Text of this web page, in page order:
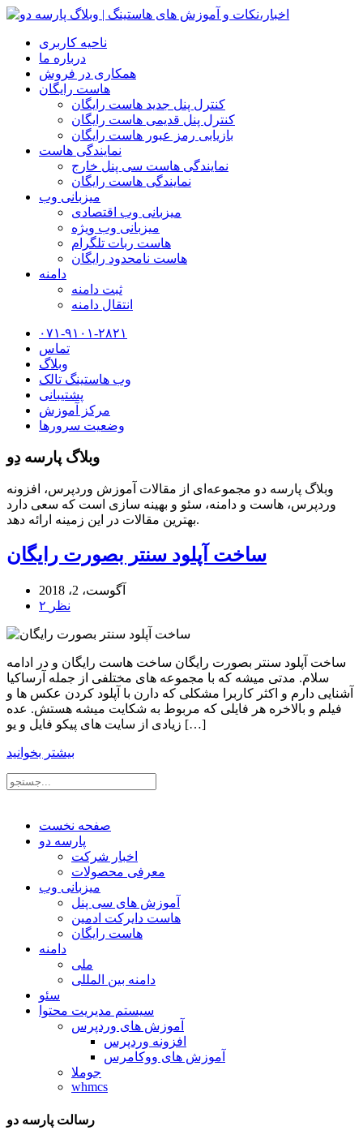
ناحیه کاربری
درباره ما
همکاری در فروش
هاست رایگان
کنترل پنل جدید هاست رایگان
کنترل پنل قدیمی هاست رایگان
بازیابی رمز عبور هاست رایگان
نمایندگی هاست
نمایندگی هاست سی پنل خارج
نمایندگی هاست رایگان
میزبانی وب
میزبانی وب اقتصادی
میزبانی وب ویژه
هاست ربات تلگرام
هاست نامحدود رایگان
دامنه
ثبت دامنه
انتقال دامنه
۰۷۱-۹۱۰۱-۲۸۲۱
تماس
وبلاگ
وب هاستینگ تالک
پشتیبانی
مرکز آموزش
وضعیت سرورها
وبلاگ پارسه دِو
وبلاگ پارسه دو مجموعه‌ای از مقالات آموزش وردپرس، افزونه
وردپرس، هاست و دامنه، سئو و بهینه سازی است که سعی دارد
بهترین مقالات در این زمینه ارائه دهد.
ساخت آپلود سنتر بصورت رایگان
آگوست، 2، 2018
۲ نظر
ساخت آپلود سنتر بصورت رایگان ساخت هاست رایگان و در ادامه
سلام. مدتی میشه که با مجموعه های مختلفی از جمله آرساکیا
آشنایی دارم و اکثر کاربرا مشکلی که دارن با آپلود کردن عکس ها و
فیلم و بالاخره هر فایلی که مربوط به شکایت میشه هستش. عده
زیادی از سایت های پیکو فایل و یو […]
بیشتر بخوانید
صفحه نخست
پارسه دو
اخبار شرکت
معرفی محصولات
میزبانی وب
آموزش های سی پنل
هاست دایرکت ادمین
هاست رایگان
دامنه
ملی
دامنه بین المللی
سئو
سیستم مدیریت محتوا
آموزش های وردپرس
افزونه وردپرس
آموزش های ووکامرس
جوملا
whmcs
رسالت پارسه دو